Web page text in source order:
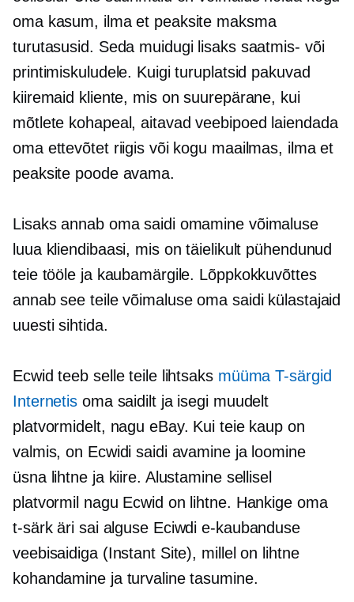
oma kasum, ilma et peaksite maksma
turutasusid. Seda muidugi lisaks saatmis- või
printimiskuludele. Kuigi turuplatsid pakuvad
kiiremaid kliente, mis on suurepärane, kui
mõtlete kohapeal, aitavad veebipoed laiendada
oma ettevõtet riigis või kogu maailmas, ilma et
peaksite poode avama.
Lisaks annab oma saidi omamine võimaluse
luua kliendibaasi, mis on täielikult pühendunud
teie tööle ja kaubamärgile. Lõppkokkuvõttes
annab see teile võimaluse oma saidi külastajaid
uuesti sihtida.
Ecwid teeb selle teile lihtsaks müümaT-särgid
Internetis oma saidilt ja isegi muudelt
platvormidelt, nagu eBay. Kui teie kaup on
valmis, on Ecwidi saidi avamine ja loomine
üsna lihtne ja kiire. Alustamine sellisel
platvormil nagu Ecwid on lihtne. Hankige oma
t-särkäri sai alguse Eciwdi e-kaubanduse
veebisaidiga (Instant Site), millel on lihtne
kohandamine ja turvaline tasumine.